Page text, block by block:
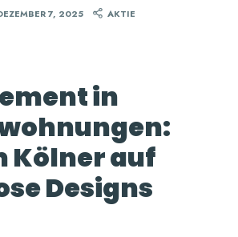
7, 2025 AKTIE
in
Kölner auf
Designs